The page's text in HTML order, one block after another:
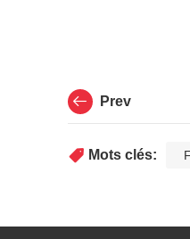
Prev
Mots clés: